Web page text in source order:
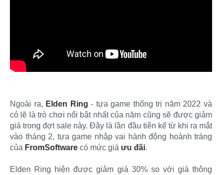
Ngoài ra, Elden Ring - tựa game thống trị năm 2022 và
có lẽ là trò chơi nổi bật nhất của năm cũng sẽ được giảm
giá trong đợt sale này. Đây là lần đầu tiên kể từ khi ra mắt
vào tháng 2, tựa game nhập vai hành động hoành tráng
của FromSoftware có mức giá ưu đãi.
Elden Ring hiện được giảm giá 30% so với giá thông